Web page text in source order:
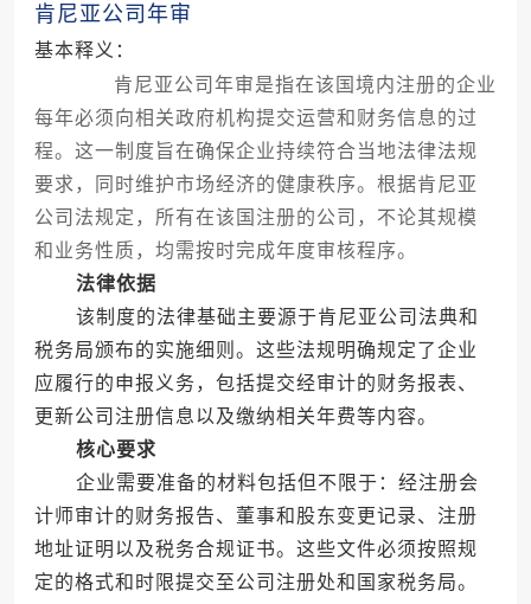
肯尼亚公司年审
基本释义：
肯尼亚公司年审是指在该国境内注册的企业
每年必须向相关政府机构提交运营和财务信息的过
程。这一制度旨在确保企业持续符合当地法律法规
要求，同时维护市场经济的健康秩序。根据肯尼亚
公司法规定，所有在该国注册的公司，不论其规模
和业务性质，均需按时完成年度审核程序。
法律依据
该制度的法律基础主要源于肯尼亚公司法典和
税务局颁布的实施细则。这些法规明确规定了企业
应履行的申报义务，包括提交经审计的财务报表、
更新公司注册信息以及缴纳相关年费等内容。
核心要求
企业需要准备的材料包括但不限于：经注册会
计师审计的财务报告、董事和股东变更记录、注册
地址证明以及税务合规证书。这些文件必须按照规
定的格式和时限提交至公司注册处和国家税务局。